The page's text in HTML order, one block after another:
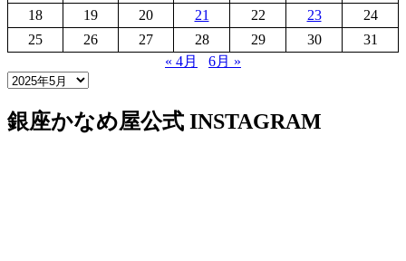
18
19 20 21 22 23
24
25
26 27 28 29 30
31
« 4月
6月 »
銀座かなめ屋公式 INSTAGRAM